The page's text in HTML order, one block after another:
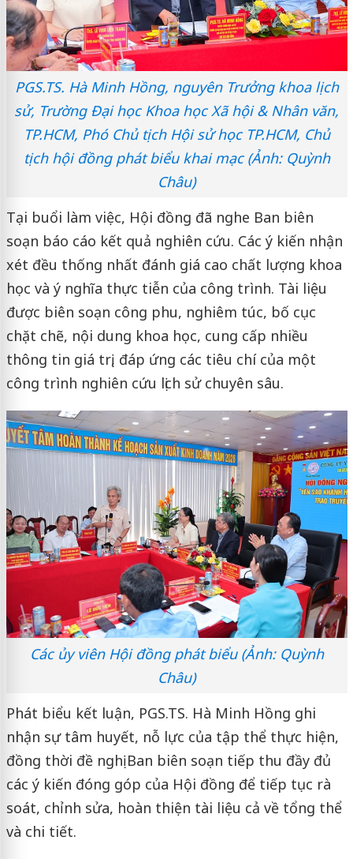
PGS.TS. Hà Minh Hồng, nguyên Trưởng khoa lịch
sử, Trường Đại học Khoa học Xã hội & Nhân văn,
TP.HCM, Phó Chủ tịch Hội sử học TP.HCM, Chủ
tịch hội đồng phát biểu khai mạc (Ảnh: Quỳnh
Châu)
Tại buổi làm việc, Hội đồng đã nghe Ban biên
soạn báo cáo kết quả nghiên cứu. Các ý kiến nhận
xét đều thống nhất đánh giá cao chất lượng khoa
học và ý nghĩa thực tiễn của công trình. Tài liệu
được biên soạn công phu, nghiêm túc, bố cục
chặt chẽ, nội dung khoa học, cung cấp nhiều
thông tin giá trị, đáp ứng các tiêu chí của một
công trình nghiên cứu lịch sử chuyên sâu.
Các ủy viên Hội đồng phát biểu (Ảnh: Quỳnh
Châu)
Phát biểu kết luận, PGS.TS. Hà Minh Hồng ghi
nhận sự tâm huyết, nỗ lực của tập thể thực hiện,
đồng thời đề nghị Ban biên soạn tiếp thu đầy đủ
các ý kiến đóng góp của Hội đồng để tiếp tục rà
soát, chỉnh sửa, hoàn thiện tài liệu cả về tổng thể
và chi tiết.